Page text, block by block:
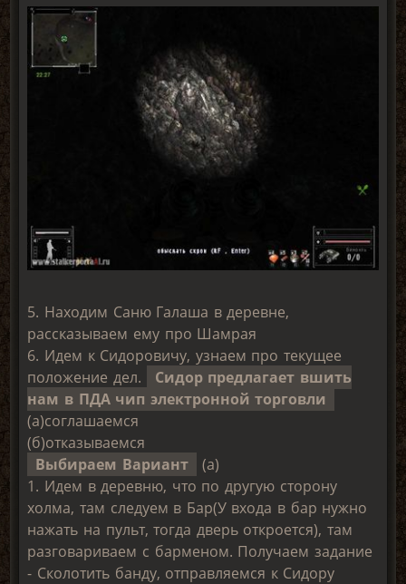
5. Находим Саню Галаша в деревне,
рассказываем ему про Шамрая
6. Идем к Сидоровичу, узнаем про текущее
положение дел.
Сидор предлагает вшить
нам в ПДА чип электронной торговли
(а)соглашаемся
(б)отказываемся
Выбираем Вариант
(а)
1. Идем в деревню, что по другую сторону
холма, там следуем в Бар(У входа в бар нужно
нажать на пульт, тогда дверь откроется), там
разговариваем с барменом. Получаем задание
- Сколотить банду, отправляемся к Сидору